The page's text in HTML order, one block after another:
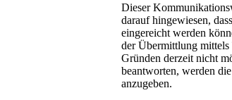
Dieser
darauf hingewiesen,
eingereicht werden
der Übermittlung mittels
Gründen derzeit nicht
beantworten, werden
anzugeben.